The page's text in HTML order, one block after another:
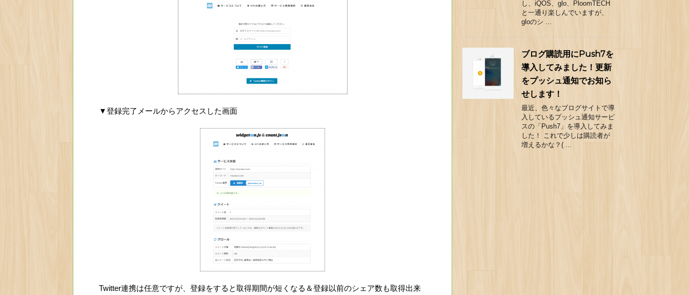
▼登録完了メールからアクセスした画面
Twitter連携は任意ですが、登録をすると取得期間が短くなる＆登録以前のシェア数も取得出来
し、iQOS、glo、PloomTECH
と一通り楽しんでいますが、
gloのシ ...
ブログ購読用にPush7を
導入してみました！更新
をプッシュ通知でお知ら
せします！
最近、色々なブログサイトで導
入しているプッシュ通知サービ
スの「Push7」を導入してみま
した！ これで少しは購読者が
増えるかな？( ...